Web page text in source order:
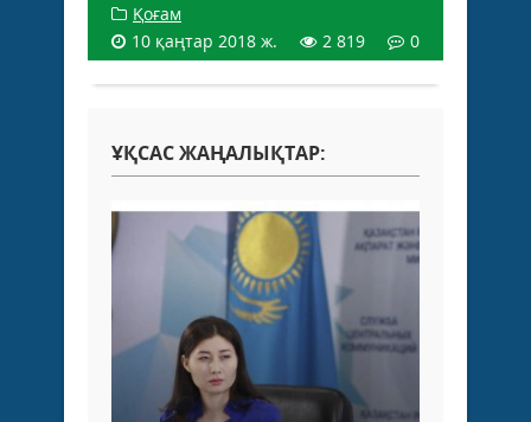
Қоғам
10 қаңтар 2018 ж.
2 819 0
ҰҚСАС ЖАҢАЛЫҚТАР: